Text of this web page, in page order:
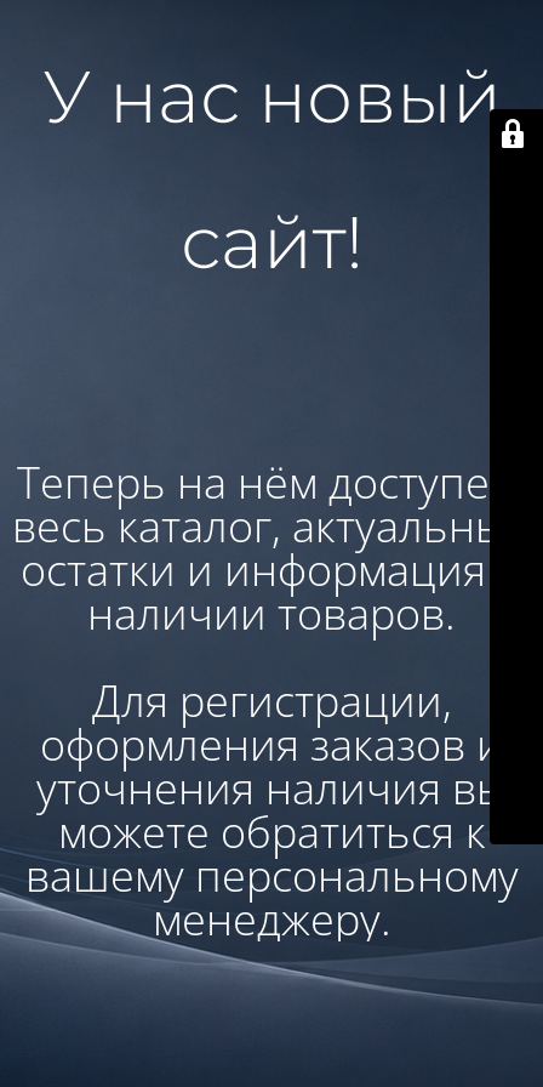
У нас новый
сайт!
Теперь на нём доступен:
весь каталог, актуальные
остатки и информация о
наличии товаров.
Для регистрации,
оформления заказов и
уточнения наличия вы
можете обратиться к
вашему персональному
менеджеру.